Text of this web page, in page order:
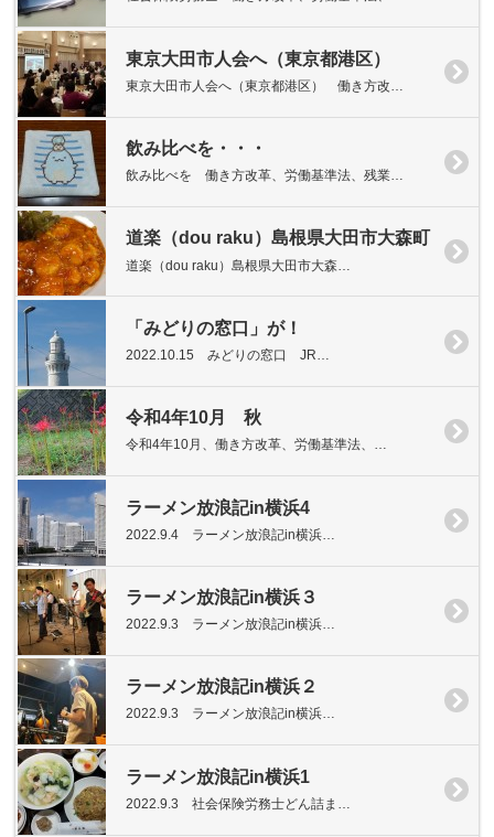
東京大田市人会へ（東京都港区）
東京大田市人会へ（東京都港区） 働き方改…
飲み比べを・・・
飲み比べを 働き方改革、労働基準法、残業…
道楽（dou raku）島根県大田市大森町
道楽（dou raku）島根県大田市大森…
「みどりの窓口」が！
2022.10.15 みどりの窓口 JR…
令和4年10月 秋
令和4年10月、働き方改革、労働基準法、…
ラーメン放浪記in横浜4
2022.9.4 ラーメン放浪記in横浜…
ラーメン放浪記in横浜３
2022.9.3 ラーメン放浪記in横浜…
ラーメン放浪記in横浜２
2022.9.3 ラーメン放浪記in横浜…
ラーメン放浪記in横浜1
2022.9.3 社会保険労務士どん詰ま…